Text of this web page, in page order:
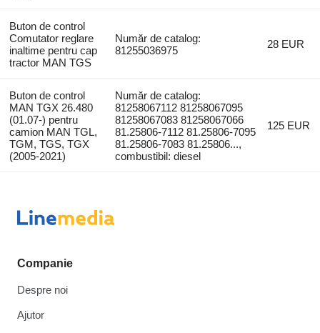
Buton de control
Comutator reglare
inaltime pentru cap
tractor MAN TGS
Număr de catalog:
81255036975
28 EUR
Buton de control
MAN TGX 26.480
(01.07-) pentru
camion MAN TGL,
TGM, TGS, TGX
(2005-2021)
Număr de catalog:
81258067112 81258067095
81258067083 81258067066
81.25806-7112 81.25806-7095
81.25806-7083 81.25806...,
combustibil: diesel
125 EUR
Companie
Despre noi
Ajutor